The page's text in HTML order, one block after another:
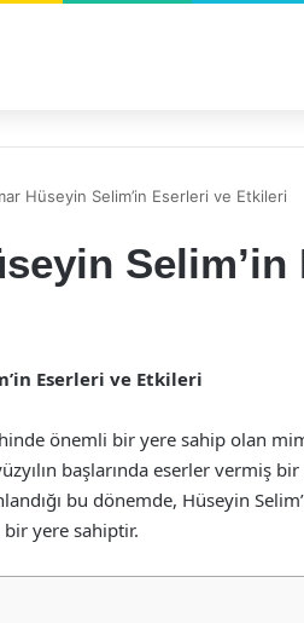
Hüseyin Selim’in Eserleri ve Etkileri
Eserleri ve Etkileri
önemli bir yere sahip olan
başlarında eserler vermiş
bu dönemde, Hüseyin
bir yere sahiptir.